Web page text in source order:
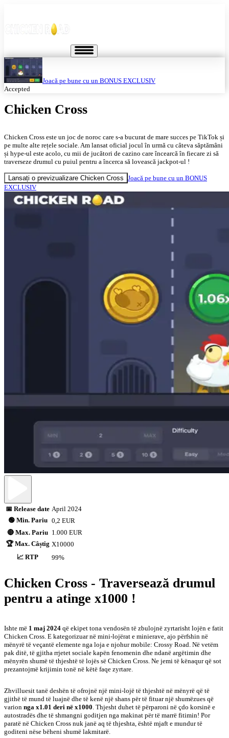
Joacă pe bune cu un BONUS EXCLUSIV
Accepted
Chicken Cross
Chicken Cross este un joc de noroc care s-a bucurat de mare succes pe TikTok și
pe multe alte rețele sociale. Am lansat oficial jocul în urmă cu câteva săptămâni
și hype-ul este acolo, cu mii de jucători de cazino care încearcă în fiecare zi să
traverseze drumul cu puiul pentru a încerca să lovească jackpot-ul !
Lansați o previzualizare Chicken Cross Joacă pe bune cu un BONUS
EXCLUSIV
📅 Release date April 2024
🟢 Min. Pariu 0,2 EUR
🔴 Max. Pariu 1.000 EUR
🏆 Max. Câștig X10000
📈 RTP
99%
Chicken Cross - Traversează drumul
pentru a atinge x1000 !
Ishte më 1 maj 2024 që ekipet tona vendosën të zbulojnë zyrtarisht lojën e fatit
Chicken Cross. E kategorizuar në mini-lojërat e minierave, ajo përfshin në
mënyrë të veçantë elemente nga loja e njohur mobile: Crossy Road. Në vetëm
pak ditë, të gjitha rrjetet sociale kapën fenomenin dhe ndanë argëtimin dhe
mënyrën shumë të thjeshtë të lojës së Chicken Cross. Ne jemi të kënaqur që sot
prezantojmë krijimin tonë në këtë faqe zyrtare.
Zhvilluesit tanë deshën të ofrojnë një mini-lojë të thjeshtë në mënyrë që të
gjithë të mund të luajnë dhe të kenë një shans për të fituar një shumëzues që
varion nga x1.01 deri në x1000 . Thjesht duhet të përparoni në çdo korsinë e
autostradës dhe të shmangni goditjen nga makinat për të marrë fitimin! Por
paratë në Chicken Cross nuk janë aq të thjeshta, është mjaft e mundur të
goditeni nëse bëheni shumë lakmitarë.